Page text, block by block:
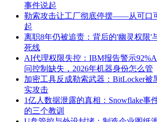
事件说起
勒索攻击让工厂彻底停摆——从可口
起
离职8年仍被追责：背后的'幽灵权限'
死线
AI代理权限失控：IBM报告警示
问控制缺失，2026年机器身份怎么管
加密工具反成勒索武器：BitLocker被
实攻击
1亿人数据泄露的真相：Snowflake事
的三个教训